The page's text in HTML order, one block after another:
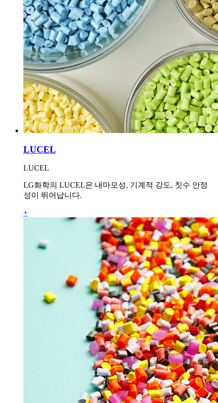
LUCEL
LUCEL
LG화학의 LUCEL은 내마모성, 기계적 강도, 칫수 안정
성이 뛰어납니다.
+